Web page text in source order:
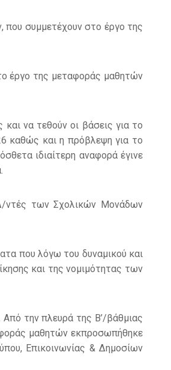
που συμμετέχουν στο έργο της
έργο της μεταφοράς μαθητών
να τεθούν οι βάσεις για το
καθώς και η πρόβλεψη για το
ιδιαίτερη αναφορά έγινε
ντές των Σχολικών Μονάδων
που λόγω του δυναμικού και
και της νομιμότητας των
την πλευρά της Β’/βάθμιας
μαθητών εκπροσωπήθηκε
Επικοινωνίας & Δημοσίων